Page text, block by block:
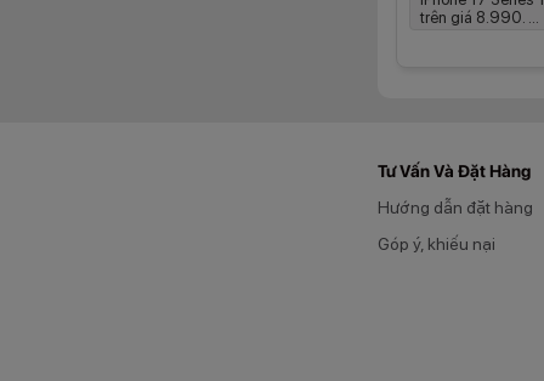
trên giá 8.990. ...
Tư Vấn Và Đặt Hàng
Hướng dẫn đặt hàng
Góp ý, khiếu nại